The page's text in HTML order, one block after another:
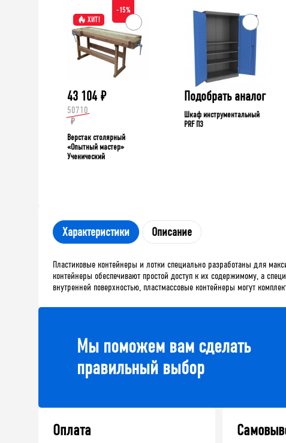
ХИТ!
-15%
43 104 ₽
50710
₽
Верстак столярный
«Опытный мастер»
Ученический
Подобрать аналог
Шкаф инструментальный
PRF П3
Характеристики Описание
Пластиковые контейнеры и лотки специально разработаны для
контейнеры обеспечивают простой доступ к их содержимому, а
внутренней поверхностью, пластмассовые контейнеры могут
Мы поможем вам сделать
правильный выбор
Оплата